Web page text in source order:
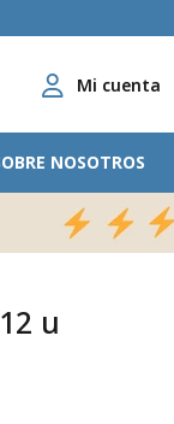
NOSOTROS
u